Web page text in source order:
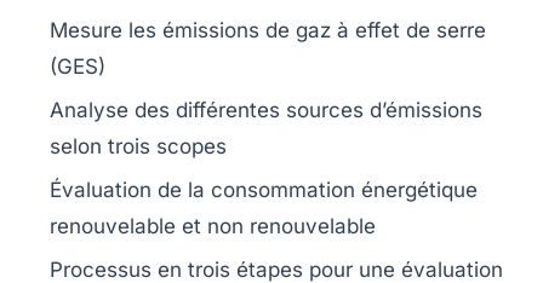
Mesure les émissions de gaz à effet de serre
(GES)
Analyse des différentes sources d’émissions
selon trois scopes
Évaluation de la consommation énergétique
renouvelable et non renouvelable
Processus en trois étapes pour une évaluation